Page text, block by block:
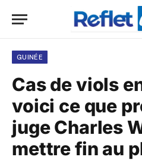
GUINÉE
Cas de viols
voici ce que
juge Charles
mettre fin au